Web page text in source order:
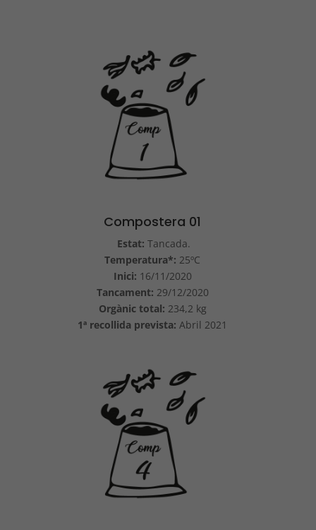
Compostera 01
Estat:Tancada.
Temperatura*: 25ºC
Inici: 16/11/2020
Tancament: 29/12/2020
Orgànic total: 234,2 kg
1ª recollida prevista:Abril 2021